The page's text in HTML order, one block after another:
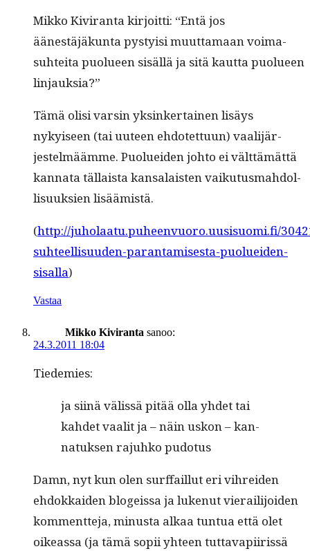
Mikko Kivi­ran­ta kir­joit­ti: “Entä jos
äänestäjäkun­ta pysty­isi muut­ta­maan voima­
suhtei­ta puolueen sisäl­lä ja sitä kaut­ta puolueen
linjauksia?”
Tämä olisi varsin yksinker­tainen lisäys
nykyiseen (tai uuteen ehdotet­tuun) vaal­i­jär­
jestelmäämme. Puoluei­den johto ei vält­tämät­tä
kan­na­ta täl­laista kansalais­ten vaiku­tus­mah­dol­
lisuuk­sien lisäämistä.
(http://juholaatu.puheenvuoro.uusisuomi.fi/
suhteellisuuden-parantamisesta-puolueiden-
sisalla)
Vastaa
Mikko Kiviranta sanoo:
24.3.2011 18:04
Tiedemies:
ja siinä välis­sä pitää olla yhdet tai
kahdet vaalit ja – näin uskon – kan­
natuk­sen rajuhko pudotus
Damn, nyt kun olen surf­fail­lut eri vihrei­den
ehdokkaiden blo­geis­sa ja lukenut vierail­i­joiden
kom­ment­te­ja, minus­ta alkaa tun­tua että olet
oike­as­sa (ja tämä sopii yhteen tut­tava­pi­iris­sä